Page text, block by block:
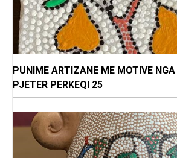
PUNIME ARTIZANE ME MOTIVE
PJETER PERKEQI 25